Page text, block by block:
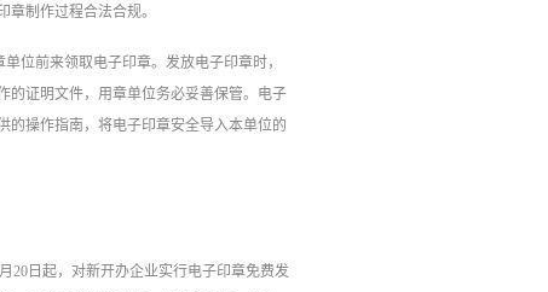
制作过程合法合规。
位前来领取电子印章。发放电子印章时，
的证明文件，用章单位务必妥善保管。电子
的操作指南，将电子印章安全导入本单位的
20日起，对新开办企业实行电子印章免费发